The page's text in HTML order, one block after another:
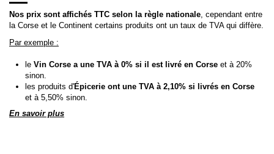
Nos prix sont affichés TTC selon la règle nationale , cependant entre
la Corse et le Continent certains produits ont un taux de TVA qui diffère.
Par exemple :
le Vin Corse a une TVA à 0% si il est livré en Corse et à 20%
sinon.
les produits d'Épicerie ont une TVA à 2,10% si livrés en Corse
et à 5,50% sinon.
En savoir plus